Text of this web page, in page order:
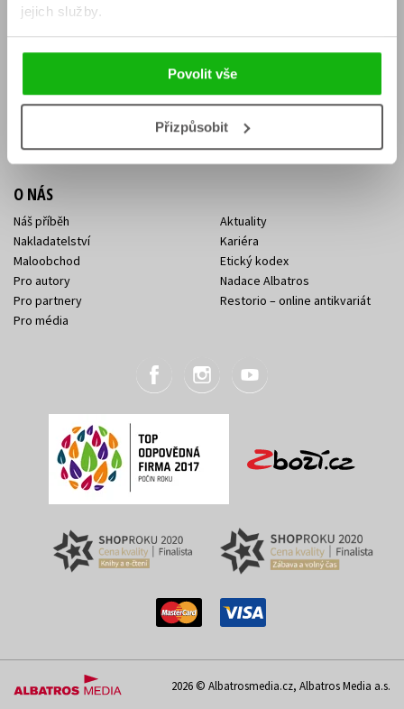
jejich služby.
Povolit vše
Přizpůsobit
Jak nakoupit
KONTAKTY
Sídlo společnosti
Kontakty Albatros Media
O NÁS
Náš příběh
Nakladatelství
Maloobchod
Pro autory
Pro partnery
Pro média
Aktuality
Kariéra
Etický kodex
Nadace Albatros
Restorio – online antikvariát
2026 © Albatrosmedia.cz, Albatros Media a.s.